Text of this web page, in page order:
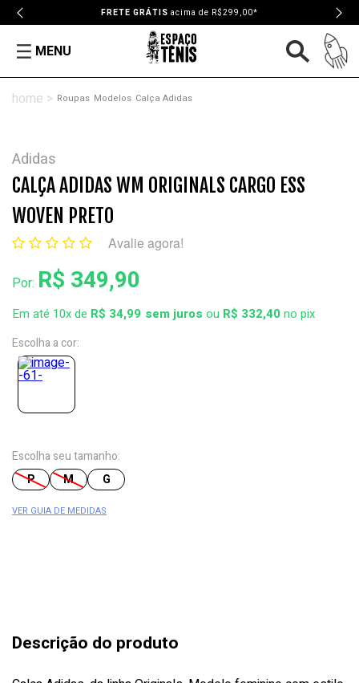
FRETE GRÁTIS acima de R$299,00*
MENU
Roupas Modelos Calça Adidas
Adidas
CALÇA ADIDAS WM ORIGINALS CARGO ESS
WOVEN PRETO
Avalie agora!
Por: R$ 349,90
Em até 10x de R$ 34,99 ou R$ 332,40no pix
Escolha a cor:
Escolha seu tamanho:
P
M G
VER GUIA DE MEDIDAS
Descrição do produto